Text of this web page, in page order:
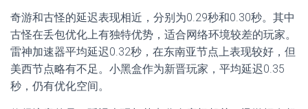
奇游和古怪的延迟表现相近，分别为0.29秒和0.30秒。其中
古怪在丢包优化上有独特优势，适合网络环境较差的玩家。
雷神加速器平均延迟0.32秒，在东南亚节点上表现较好，但
美西节点略有不足。小黑盒作为新晋玩家，平均延迟0.35
秒，仍有优化空间。